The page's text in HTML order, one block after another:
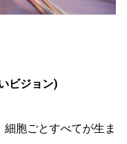
ビジョン)
胞ごとすべてが生ま